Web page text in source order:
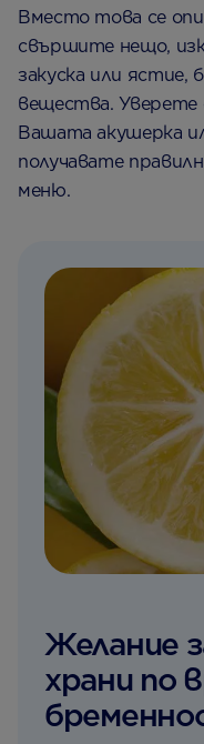
Вместо това се
свършите нещо,
закуска или ястие,
вещества. Уверете
Вашата акушерка
получавате
меню.
Желание
храни по